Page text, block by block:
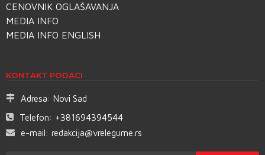
CENOVNIK OGLAŠAVANJA
MEDIA INFO
MEDIA INFO ENGLISH
KONTAKT PODACI
Adresa: Novi Sad
Telefon: +381694394544
e-mail: redakcija@vrelegume.rs